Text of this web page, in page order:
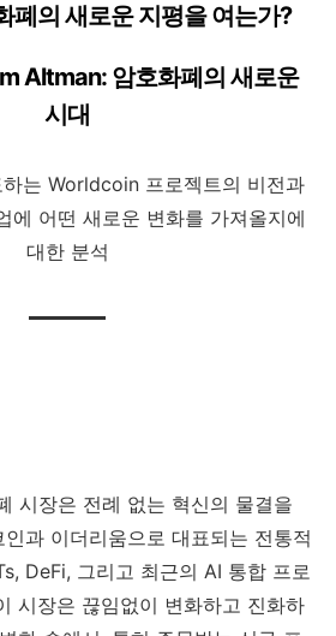
폐의 새로운 지평을 여는가?
Altman: 암호화폐의 새로운
시대
는 Worldcoin 프로젝트의 비전과
에 어떤 새로운 변화를 가져올지에
대한 분석
시장은 전례 없는 혁신의 물결을
과 이더리움으로 대표되는 전통적
DeFi, 그리고 최근의 AI 통합 프로
시장은 끊임없이 변화하고 진화하